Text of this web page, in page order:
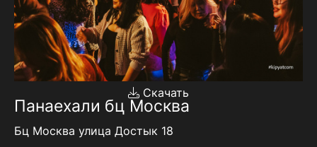
Скачать
Панаехали бц Москва
Бц Москва улица Достык 18